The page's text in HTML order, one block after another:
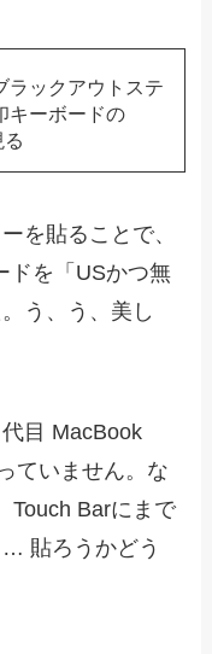
ラックアウトステ
キーボードの
を貼ることで、
ドを「USかつ無
う、う、美し
目 MacBook
ていません。な
Touch Barにまで
貼ろうかどう